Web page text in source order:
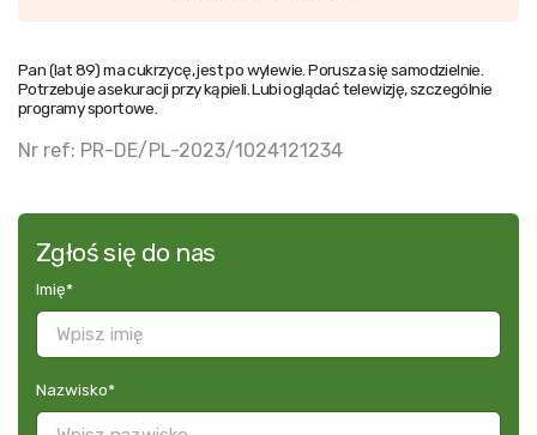
Pan (lat 89) ma cukrzycę, jest po wylewie. Porusza się samodzielnie.
Potrzebuje asekuracji przy kąpieli. Lubi oglądać telewizję, szczególnie
programy sportowe.
Nr ref: PR-DE/PL-2023/1024121234
Zgłoś się do nas
Imię*
Nazwisko*